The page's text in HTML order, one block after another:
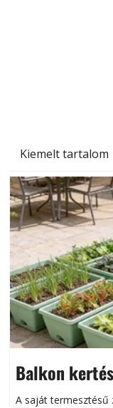
Kiemelt tartalom
Balkon
A saját termesztésű